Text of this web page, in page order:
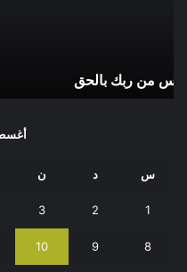
كيف نقضي على الفجوة
أغسطس
س د ن
1
2
3
8
9
10